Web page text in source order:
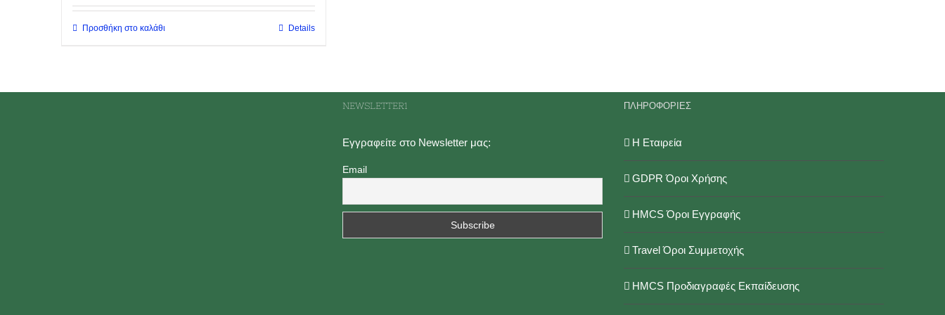
Προσθήκη στο καλάθι Details
NEWSLETTER1
Εγγραφείτε στο Newsletter μας:
Email
ΠΛΗΡΟΦΟΡΙΕΣ
Η Εταιρεία
GDPR Όροι Χρήσης
HMCS Όροι Εγγραφής
Travel Όροι Συμμετοχής
HMCS Προδιαγραφές Εκπαίδευσης